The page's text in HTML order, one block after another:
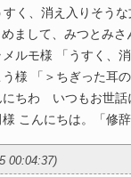
すく、消え入りそう
まして、みつとみ
メルモ様 「うすく、
う様 「＞ちぎった耳
にちわ いつもお世話
様 こんにちは。「修
00:04:37)